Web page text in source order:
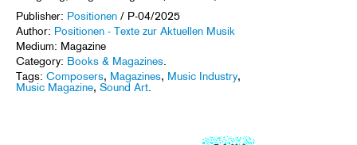
Publisher: Positionen / P-04/2025
Author: Positionen - Texte zur Aktuellen Musik
Medium: Magazine
Category: Books & Magazines
Tags: Composers, Magazines, Music Industry,
Music Magazine, Sound Art